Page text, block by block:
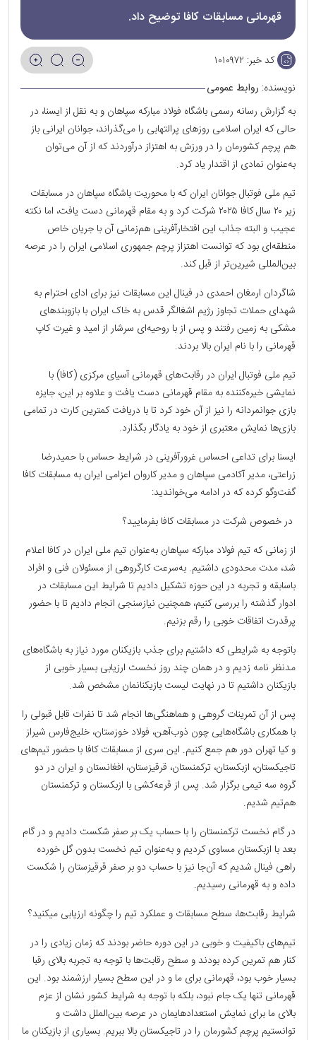
قهرمانی مسابقات کافا توضیح داد.
کد خبر: ۱۰۱۰۹۷۲
نویسنده: روابط عمومی
به گزارش رسانه رسمی باشگاه فولاد مبارکه سپاهان و به نقل از ایسنا، در
حالی که ایران اسلامی روزهای پرالتهابی را می‌گذراند، جوانان ایرانی باز
هم پرچم کشورمان را در ورزش به اهتزاز درآوردند که از آن می‌توان
به‌عنوان نمادی از اقتدار یاد کرد.
تیم ملی فوتبال جوانان ایران که با محوریت باشگاه سپاهان در مسابقات
زیر ۲۰ سال کافا ۲۰۲۵ شرکت کرد و به مقام قهرمانی دست یافت، اما نکته
عجیب و البته جذاب این افتخارآفرینی هم‌زمانی آن با جریان خاص
منطقه‌ای بود که توانست اهتزاز پرچم جمهوری اسلامی ایران را در عرصه
بین‌المللی شیرین‌تر از قبل کند.
شاگردان ارمغان احمدی در فینال این مسابقات نیز برای ادای احترام به
شهدای حملات تجاوز رژیم اشغالگر قدس به خاک ایران با بازوبندهای
مشکی به زمین رفتند و پس از با روحیه‌ای سرشار از امید و غیرت کاپ
قهرمانی را با نام ایران بالا بردند.
تیم ملی فوتبال ایران در رقابت‌های قهرمانی آسیای مرکزی (کافا) با
نمایشی خیره‌کننده به مقام قهرمانی دست یافت و علاوه بر این، جایزه
بازی جوانمردانه را نیز از آن خود کرد تا با دریافت کمترین کارت در تمامی
بازی‌ها نمایش معتبری از خود به یادگار بگذارد.
ایسنا برای تداعی احساس غرورآفرینی در شرایط حساس با حمیدرضا
زراعتی، مدیر آکادمی سپاهان و مدیر کاروان اعزامی ایران به مسابقات کافا
گفت‌وگو کرده که در ادامه می‌خواندید:
در خصوص شرکت در مسابقات کافا بفرمایید؟
از زمانی که تیم فولاد مبارکه سپاهان به‌عنوان تیم ملی ایران در کافا اعلام
شد، مدت محدودی داشتیم. به‌سرعت کارگروهی از مسئولان فنی و افراد
باسابقه و تجربه در این حوزه تشکیل دادیم تا شرایط این مسابقات در
ادوار گذشته را بررسی کنیم، همچنین نیازسنجی انجام دادیم تا با حضور
پرقدرت اتفاقات خوبی را رقم بزنیم.
باتوجه به شرایطی که داشتیم برای جذب بازیکنان مورد نیاز به باشگاه‌های
مدنظر نامه زدیم و در همان چند روز نخست ارزیابی بسیار خوبی از
بازیکنان داشتیم تا در نهایت لیست بازیکنانمان مشخص شد.
پس از آن تمرینات گروهی و هماهنگی‌ها انجام شد تا نفرات قابل قبولی را
با همکاری باشگاه‌هایی چون ذوب‌آهن، فولاد خوزستان، خلیج‌فارس شیراز
و کیا تهران دور هم جمع کنیم. این سری از مسابقات کافا با حضور تیم‌های
تاجیکستان، ازبکستان، ترکمنستان، قرقیزستان، افغانستان و ایران در دو
گروه سه تیمی برگزار شد. پس از قرعه‌کشی با ازبکستان و ترکمنستان
هم‌تیم شدیم.
در گام نخست ترکمنستان را با حساب یک بر صفر شکست دادیم و در گام
بعد با ازبکستان مساوی کردیم و به‌عنوان تیم نخست بدون گل خورده
راهی فینال شدیم که آن‌جا نیز با حساب دو بر صفر قرقیزستان را شکست
داده و به قهرمانی رسیدیم.
شرایط رقابت‌ها، سطح مسابقات و عملکرد تیم‌ را چگونه ارزیابی میکنید؟
تیم‌های باکیفیت و خوبی در این دوره حاضر بودند که زمان زیادی را در
کنار هم تمرین کرده بودند و سطح رقابت‌ها با توجه به تجربه بالای رقبا
بسیار خوب بود، قهرمانی برای ما و در این سطح بسیار ارزشمند بود. این
قهرمانی تنها یک جام نبود، بلکه با توجه به شرایط کشور نشان از عزم
بالای ما برای نمایش استعدادهایمان در عرصه بین‌الملل داشت و
توانستیم پرچم کشورمان را در تاجیکستان بالا ببریم. بسیاری از بازیکنان ما